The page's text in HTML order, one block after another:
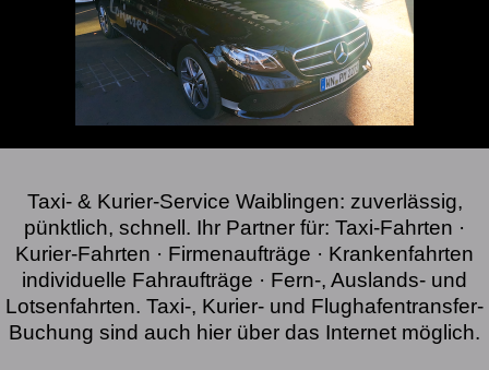
Taxi- & Kurier-Service Waiblingen: zuverlässig,
pünktlich, schnell. Ihr Partner für: Taxi-Fahrten ·
Kurier-Fahrten · Firmenaufträge · Krankenfahrten
individuelle Fahraufträge · Fern-, Auslands- und
Lotsenfahrten. Taxi-, Kurier- und Flughafentransfer-
Buchung sind auch hier über das Internet möglich.